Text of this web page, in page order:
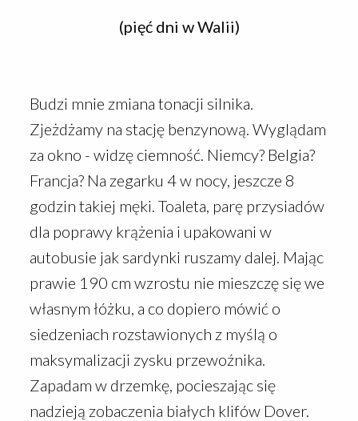
(pięć dni w Walii)
Budzi mnie zmiana tonacji silnika.
Zjeżdżamy na stację benzynową. Wyglądam
za okno - widzę ciemność. Niemcy? Belgia?
Francja? Na zegarku 4 w nocy, jeszcze 8
godzin takiej męki. Toaleta, parę przysiadów
dla poprawy krążenia i upakowani w
autobusie jak sardynki ruszamy dalej. Mając
prawie 190 cm wzrostu nie mieszczę się we
własnym łóżku, a co dopiero mówić o
siedzeniach rozstawionych z myślą o
maksymalizacji zysku przewoźnika.
Zapadam w drzemkę, pocieszając się
nadzieją zobaczenia białych klifów Dover.